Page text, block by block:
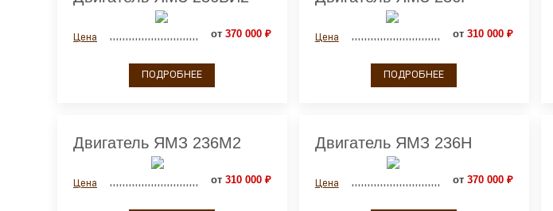
Цена от370 000 ₽
ПОДРОБНЕЕ
Цена от310 000 ₽
ПОДРОБНЕЕ
Двигатель ЯМЗ 236М2
Цена от310 000 ₽
Двигатель ЯМЗ 236Н
Цена от370 000 ₽